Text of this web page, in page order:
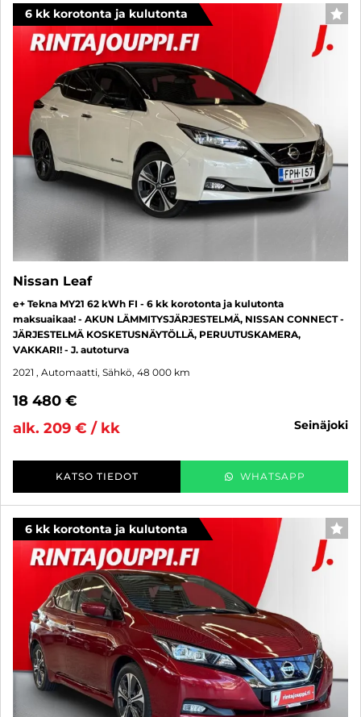
6 kk korotonta ja kulutonta
Nissan Leaf
e+ Tekna MY21 62 kWh FI - 6 kk korotonta ja kulutonta
maksuaikaa! - AKUN LÄMMITYSJÄRJESTELMÄ, NISSAN CONNECT -
JÄRJESTELMÄ KOSKETUSNÄYTÖLLÄ, PERUUTUSKAMERA,
VAKKARI! - J. autoturva
2021 , Automaatti, Sähkö, 48 000 km
18 480 €
alk. 209 € / kk
seinäjoki
KATSO TIEDOT WHATSAPP
6 kk korotonta ja kulutonta